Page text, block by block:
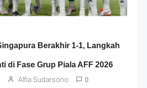
Berakhir 1-1, Langkah
di Fase Grup Piala AFF 2026
Alfia Sudarsono 0